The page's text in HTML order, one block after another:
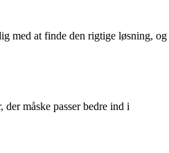
med at finde den rigtige løsning, og
måske passer bedre ind i